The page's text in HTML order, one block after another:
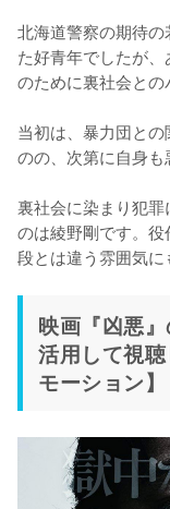
北海道警察の期待
た好青年でしたが
のために裏社会との
当初は、暴力団と
のの、次第に自身
裏社会に染まり犯
のは綾野剛です。
段とは違う雰囲気に
映画『凶悪
活用して視
モーション】